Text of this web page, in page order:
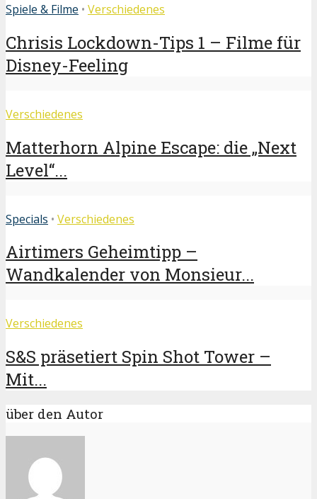
Spiele & Filme • Verschiedenes
Chrisis Lockdown-Tips 1 – Filme für
Disney-Feeling
Verschiedenes
Matterhorn Alpine Escape: die „Next
Level“...
Specials • Verschiedenes
Airtimers Geheimtipp –
Wandkalender von Monsieur...
Verschiedenes
S&S präsetiert Spin Shot Tower –
Mit...
über den Autor